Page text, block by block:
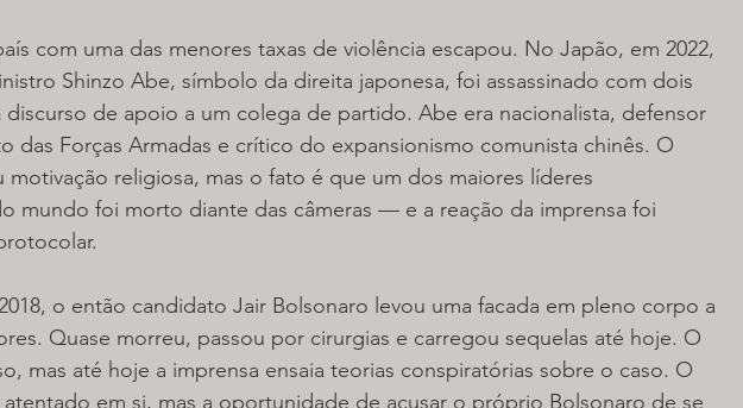
com uma das menores taxas de violência escapou. No Japão, em 2022,
Shinzo Abe, símbolo da direita japonesa, foi assassinado com dois
de apoio a um colega de partido. Abe era nacionalista, defensor
das Forças Armadas e crítico do expansionismo comunista chinês. O
motivação religiosa, mas o fato é que um dos maiores líderes
mundo foi morto diante das câmeras — e a reação da imprensa foi
o então candidato Jair Bolsonaro levou uma facada em pleno corpo a
Quase morreu, passou por cirurgias e carregou sequelas até hoje. O
mas até hoje a imprensa ensaia teorias conspiratórias sobre o caso. O
em si, mas a oportunidade de acusar o próprio Bolsonaro de se